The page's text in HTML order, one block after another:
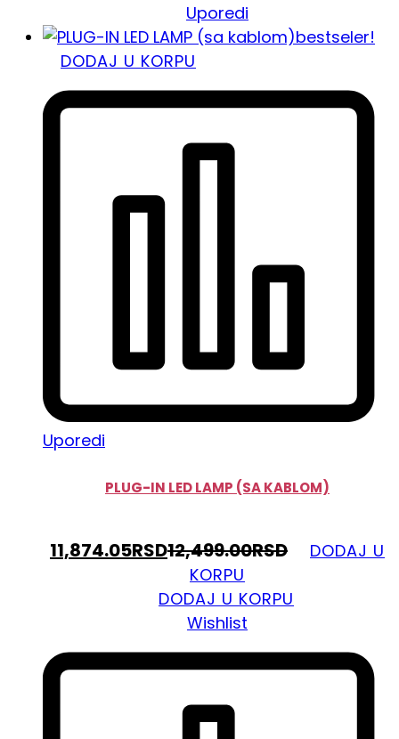
Uporedi
bestseler!
DODAJ U KORPU
Uporedi
PLUG-IN LED LAMP (SA KABLOM)
11,874.05RSD12,499.00RSD
DODAJ U
KORPU
DODAJ U KORPU
Wishlist